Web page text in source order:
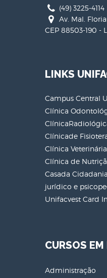
(49) 3225-4114
Av. Mal.
CEP 88503-190 -
LINKS
Campus Central
Clínica
Clínicade
Clínica Veterinária
Clínica de
Casada
jurídico e
Unifacvest Card
CURSOS
Administração